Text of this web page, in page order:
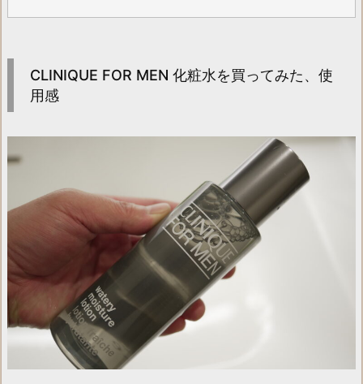
CLINIQUE FOR MEN 化粧水を買ってみた、使
用感